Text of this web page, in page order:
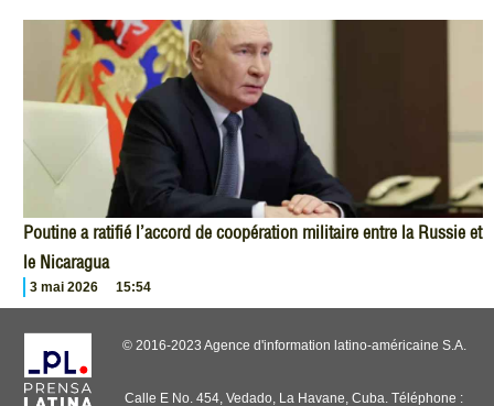
Poutine a ratifié l’accord de coopération militaire entre la Russie et
le Nicaragua
3 mai 2026 15:54
© 2016-2023 Agence d'information latino-américaine S.A.
Calle E No. 454, Vedado, La Havane, Cuba. Téléphone :